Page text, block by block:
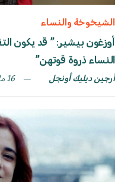
الشيخوخة والنساء
أوزغون بيشير: ” قد يكون
النساء ذروة قوتهن”
أرجين ديليك أونجل 16 مارس، 2026